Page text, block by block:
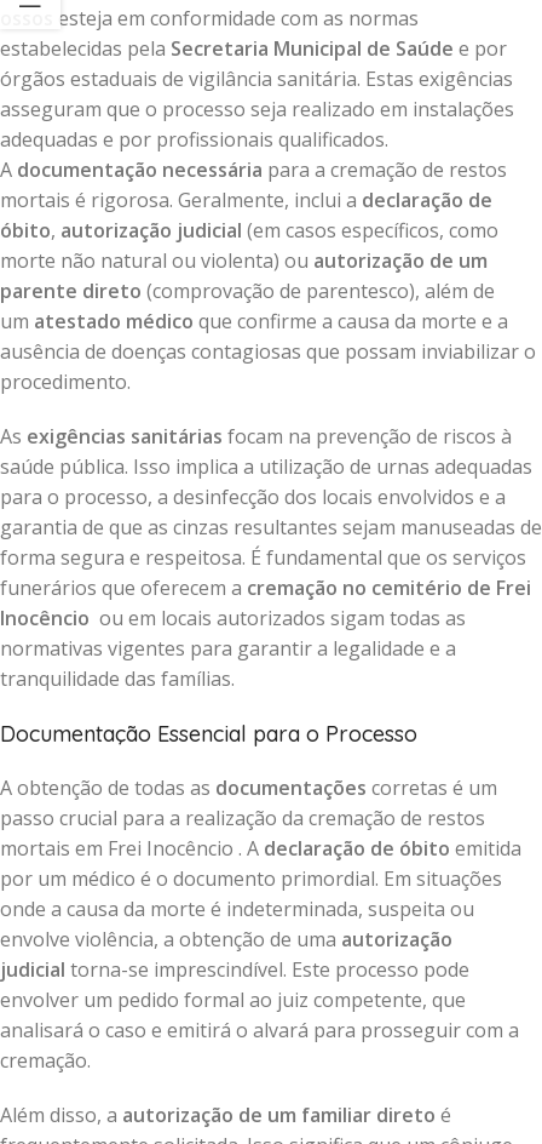
esteja em conformidade com as normas
estabelecidas pela Secretaria Municipal de Saúde e por
órgãos estaduais de vigilância sanitária. Estas exigências
asseguram que o processo seja realizado em instalações
adequadas e por profissionais qualificados.
A documentação necessária para a cremação de restos
mortais é rigorosa. Geralmente, inclui a declaração de
óbito, autorização judicial (em casos específicos, como
morte não natural ou violenta) ou autorização de um
parente direto (comprovação de parentesco), além de
um atestado médico que confirme a causa da morte e a
ausência de doenças contagiosas que possam inviabilizar o
procedimento.
As exigências sanitárias focam na prevenção de riscos à
saúde pública. Isso implica a utilização de urnas adequadas
para o processo, a desinfecção dos locais envolvidos e a
garantia de que as cinzas resultantes sejam manuseadas de
forma segura e respeitosa. É fundamental que os serviços
funerários que oferecem a cremação no cemitério de Frei
Inocêncio ou em locais autorizados sigam todas as
normativas vigentes para garantir a legalidade e a
tranquilidade das famílias.
Documentação Essencial para o Processo
A obtenção de todas as documentações corretas é um
passo crucial para a realização da cremação de restos
mortais em Frei Inocêncio . A declaração de óbito emitida
por um médico é o documento primordial. Em situações
onde a causa da morte é indeterminada, suspeita ou
envolve violência, a obtenção de uma autorização
judicial torna-se imprescindível. Este processo pode
envolver um pedido formal ao juiz competente, que
analisará o caso e emitirá o alvará para prosseguir com a
cremação.
Além disso, a autorização de um familiar direto é